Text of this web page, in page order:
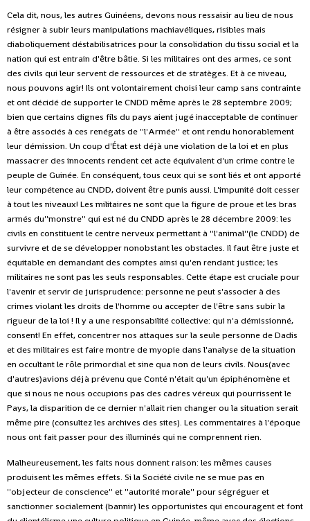
Cela dit, nous, les autres Guinéens, devons nous ressaisir au lieu de nous
résigner à subir leurs manipulations machiavéliques, risibles mais
diaboliquement déstabilisatrices pour la consolidation du tissu social et la
nation qui est entrain d'être bâtie. Si les militaires ont des armes, ce sont
des civils qui leur servent de ressources et de stratèges. Et à ce niveau,
nous pouvons agir! Ils ont volontairement choisi leur camp sans contrainte
et ont décidé de supporter le CNDD même après le 28 septembre 2009;
bien que certains dignes fils du pays aient jugé inacceptable de continuer
à être associés à ces renégats de ''l'Armée'' et ont rendu honorablement
leur démission. Un coup d'État est déjà une violation de la loi et en plus
massacrer des innocents rendent cet acte équivalent d'un crime contre le
peuple de Guinée. En conséquent, tous ceux qui se sont liés et ont apporté
leur compétence au CNDD, doivent être punis aussi. L'impunité doit cesser
à tout les niveaux! Les militaires ne sont que la figure de proue et les bras
armés du''monstre'' qui est né du CNDD après le 28 décembre 2009: les
civils en constituent le centre nerveux permettant à ''l'animal''(le CNDD) de
survivre et de se développer nonobstant les obstacles. Il faut être juste et
équitable en demandant des comptes ainsi qu'en rendant justice; les
militaires ne sont pas les seuls responsables. Cette étape est cruciale pour
l'avenir et servir de jurisprudence: personne ne peut s'associer à des
crimes violant les droits de l'homme ou accepter de l'être sans subir la
rigueur de la loi ! Il y a une responsabilité collective: qui n'a démissionné,
consent! En effet, concentrer nos attaques sur la seule personne de Dadis
et des militaires est faire montre de myopie dans l'analyse de la situation
en occultant le rôle primordial et sine qua non de leurs civils. Nous(avec
d'autres)avions déjà prévenu que Conté n'était qu'un épiphénomène et
que si nous ne nous occupions pas des cadres véreux qui pourrissent le
Pays, la disparition de ce dernier n'allait rien changer ou la situation serait
même pire (consultez les archives des sites). Les commentaires à l'époque
nous ont fait passer pour des illuminés qui ne comprennent rien.
Malheureusement, les faits nous donnent raison: les mêmes causes
produisent les mêmes effets. Si la Société civile ne se mue pas en
''objecteur de conscience'' et ''autorité morale'' pour ségréguer et
sanctionner socialement (bannir) les opportunistes qui encouragent et font